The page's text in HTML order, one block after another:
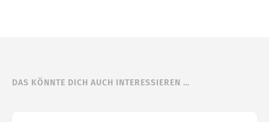
DAS KÖNNTE DICH AUCH INTERESSIEREN …